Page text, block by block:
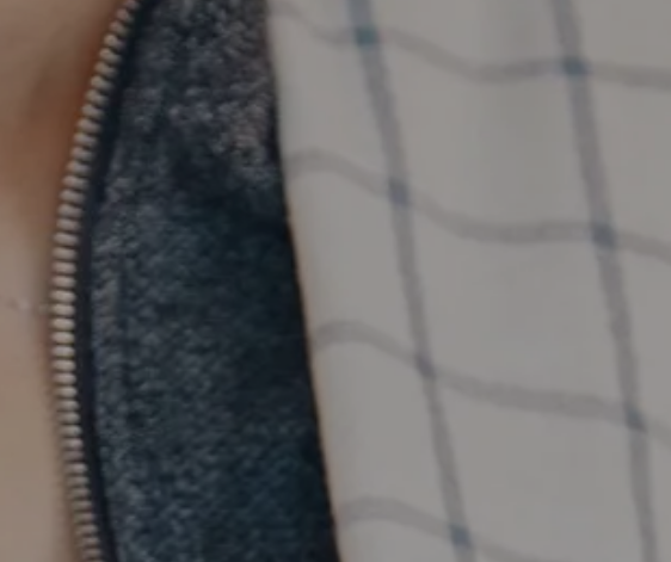
Διαχείριση προσωπικού
Cloud Στατιστικά